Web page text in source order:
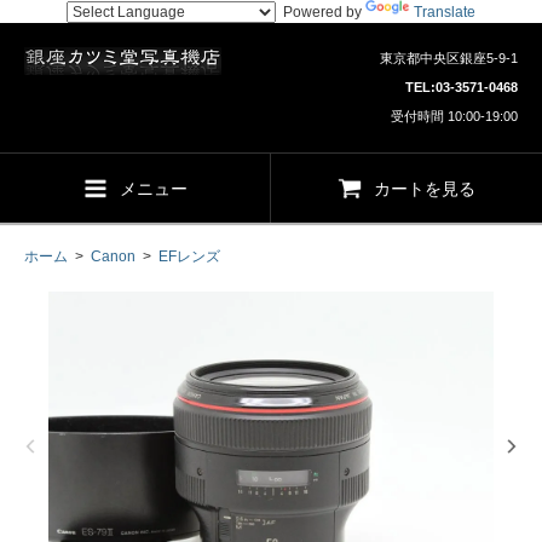
Powered by Translate
東京都中央区銀座5-9-1
TEL:03-3571-0468
受付時間 10:00-19:00
メニュー カートを見る
ホーム > Canon > EFレンズ